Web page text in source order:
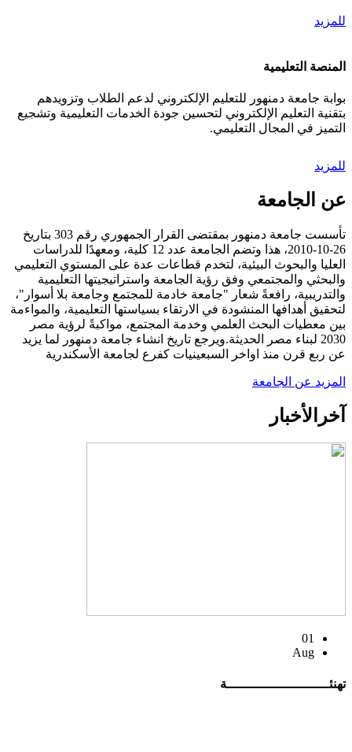
للمزيد
المنصة التعليمية
بوابة جامعة دمنهور للتعليم الإلكتروني لدعم الطلاب وتزويدهم
بتقنية التعليم الإلكتروني لتحسين جودة الخدمات التعليمية وتشجيع
التميز في المجال التعليمي.
للمزيد
عن الجامعة
تأسست جامعة دمنهور بمقتضى القرار الجمهوري رقم 303 بتاريخ
26-10-2010، هذا وتضم الجامعة عدد 12 كلية، ومعهدًا للدراسات
العليا والبحوث البيئية، لتخدم قطاعات عدة على المستوي التعليمي
والبحثي والمجتمعي وفق رؤية الجامعة واستراتيجيتها التعليمية
والتدريبية، رافعةً شعار "جامعة خادمة للمجتمع وجامعة بلا أسوار"،
لتحقيق أهدافها المنشودة في الارتقاء بسياستها التعليمية، والمواءمة
بين معطيات البحث العلمي وخدمة المجتمع، مواكبةً لرؤية مصر
2030 لبناء مصر الحديثة.ويرجع تاريخ انشاء جامعة دمنهور لما يزيد
عن ربع قرن منذ اواخر السبعينيات كفرع لجامعة الأسكندرية
المزيد عن الجامعة
آخر الأخبار
01
Aug
تهنئــــــــــــــــــــــــــة